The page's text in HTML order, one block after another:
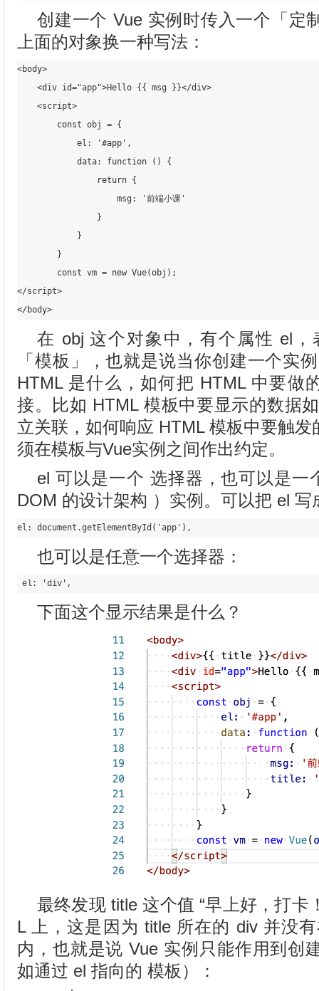
创建一个 Vue 实例时传入一个「定
上面的对象换一种写法：
<body>
    <div id="app">Hello {
{ msg }}</div>
    <script>
        const obj = {
            el: '#app',
            data: function () {
                return {
                    msg: '前端小课'
                }
            }
        }
        const vm = new Vue(obj);
</script>
在 obj 这个对象中，有个属性 el，
「模板」，也就是说当你创建一个实
HTML 是什么，如何把 HTML 中要做
接。比如 HTML 模板中要显示的数据
立关联，如何响应 HTML 模板中要触
须在模板与Vue实例之间作出约定。
el 可以是一个 选择器，也可以是一
DOM 的设计架构 ）实例。可以把 el 写
也可以是任意一个选择器：
下面这个显示结果是什么？
最终发现 title 这个值 “早上好，打卡
L 上，这是因为 title 所在的 div 并没
内，也就是说 Vue 实例只能作用到创
如通过 el 指向的 模板）：